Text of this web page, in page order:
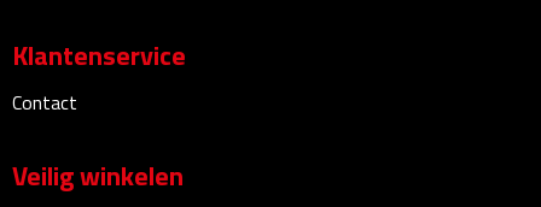
Naambadges & naamkaarthouders
Stickers
Visitekaartjes
Klantenservice
Contact
Veilig winkelen